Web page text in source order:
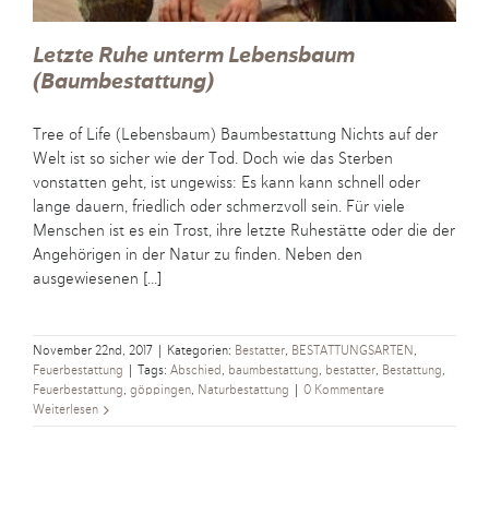
Letzte Ruhe unterm Lebensbaum
(Baumbestattung)
Tree of Life (Lebensbaum) Baumbestattung Nichts auf der
Welt ist so sicher wie der Tod. Doch wie das Sterben
vonstatten geht, ist ungewiss: Es kann kann schnell oder
lange dauern, friedlich oder schmerzvoll sein. Für viele
Menschen ist es ein Trost, ihre letzte Ruhestätte oder die der
Angehörigen in der Natur zu finden. Neben den
ausgewiesenen [...]
November 22nd, 2017 Kategorien: Bestatter, BESTATTUNGSARTEN,
Feuerbestattung
Tags: Abschied, baumbestattung, bestatter, Bestattung,
Feuerbestattung, göppingen, Naturbestattung
0 Kommentare
Weiterlesen